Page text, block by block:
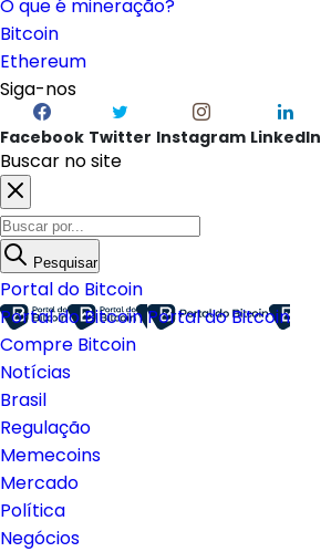
O que é mineração?
Bitcoin
Ethereum
Siga-nos
Facebook Twitter Instagram LinkedIn
Buscar no site
Pesquisar
Portal do Bitcoin
Portal do BitcoinPortal do Bitcoin
Compre Bitcoin
Notícias
Brasil
Regulação
Memecoins
Mercado
Política
Negócios